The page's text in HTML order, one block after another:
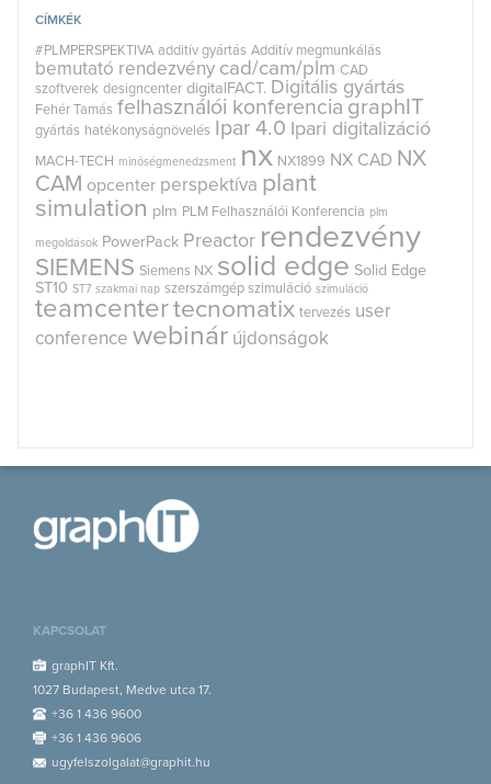
CÍMKÉK
#PLMPERSPEKTIVA additív gyártás Additív megmunkálás
bemutató rendezvény cad/cam/plm CAD
szoftverek designcenter digitalFACT. Digitális gyártás
Fehér Tamás felhasználói konferencia graphIT
gyártás hatékonyságnövelés Ipar 4.0 Ipari digitalizáció
MACH-TECH minőségmenedzsment nx NX1899 NX CAD NX
CAM opcenter perspektíva plant
simulation plm PLM Felhasználói Konferencia plm
megoldások PowerPack Preactor rendezvény
SIEMENS Siemens NX solid edge Solid Edge
ST10 ST7 szakmai nap szerszámgép szimuláció szimuláció
teamcentertecnomatix tervezés user
conference webinár újdonságok
KAPCSOLAT
graphIT Kft.
1027 Budapest, Medve utca 17.
+36 1 436 9600
+36 1 436 9606
ugyfelszolgalat@graphit.hu